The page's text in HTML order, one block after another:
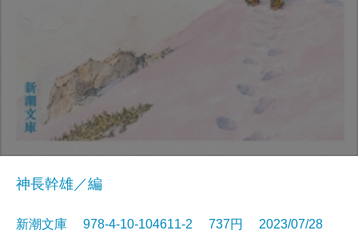
神長幹雄／編
新潮文庫 978-4-10-104611-2 737円 2023/07/28